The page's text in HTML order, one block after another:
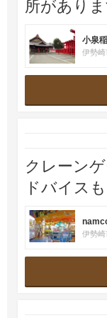
所があり
小泉
伊勢崎
クレーン
ドバイス
伊勢崎